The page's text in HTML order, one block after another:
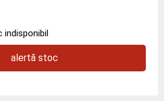
indisponibil
alertă stoc